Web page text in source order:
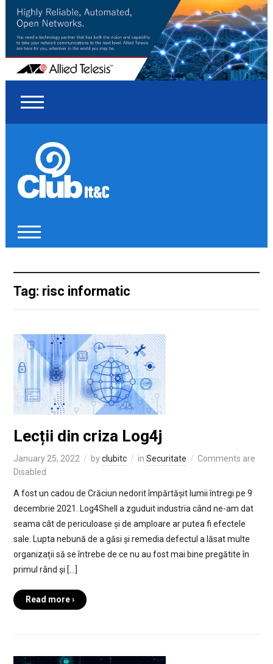
Tag: risc informatic
Lecții din criza Log4j
January 25, 2022 byclubitc in Securitate
Comments are
Disabled
A fost un cadou de Crăciun nedorit împărtășit lumii întregi pe 9
decembrie 2021. Log4Shell a zguduit industria când ne-am dat
seama cât de periculoase și de amploare ar putea fi efectele
sale. Lupta nebună de a găsi și remedia defectul a lăsat multe
organizații să se întrebe de ce nu au fost mai bine pregătite în
primul rând și […]
Read more ›